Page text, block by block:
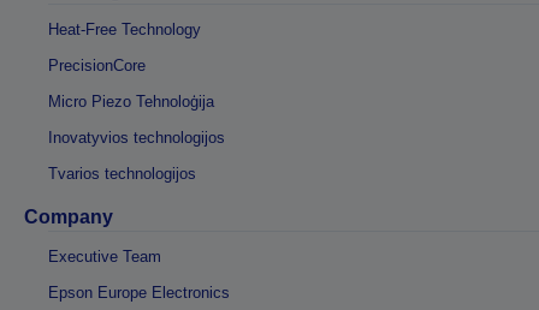
Heat-Free Technology
PrecisionCore
Micro Piezo Tehnoloģija
Inovatyvios technologijos
Tvarios technologijos
Company
Executive Team
Epson Europe Electronics